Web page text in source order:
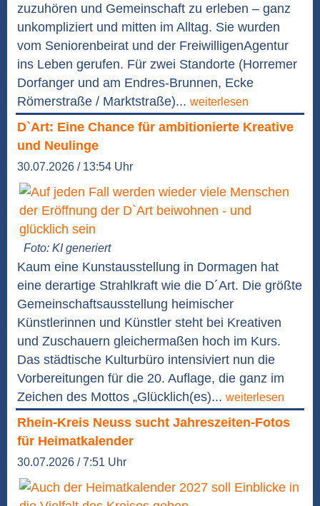
zuzuhören und Gemeinschaft zu erleben – ganz
unkompliziert und mitten im Alltag. Sie wurden
vom Seniorenbeirat und der FreiwilligenAgentur
ins Leben gerufen. Für zwei Standorte (Horremer
Dorfanger und am Endres-Brunnen, Ecke
Römerstraße / Marktstraße)... weiterlesen
D`Art: Eine Chance für ambitionierte Kreative
und Neulinge
30.07.2026 / 13:54 Uhr
Foto: KI generiert
Kaum eine Kunstausstellung in Dormagen hat
eine derartige Strahlkraft wie die D´Art. Die größte
Gemeinschaftsausstellung heimischer
Künstlerinnen und Künstler steht bei Kreativen
und Zuschauern gleichermaßen hoch im Kurs.
Das städtische Kulturbüro intensiviert nun die
Vorbereitungen für die 20. Auflage, die ganz im
Zeichen des Mottos „Glücklich(es)... weiterlesen
Rhein-Kreis Neuss sucht Jahreszeiten-Fotos
für Heimatkalender
30.07.2026 / 7:51 Uhr